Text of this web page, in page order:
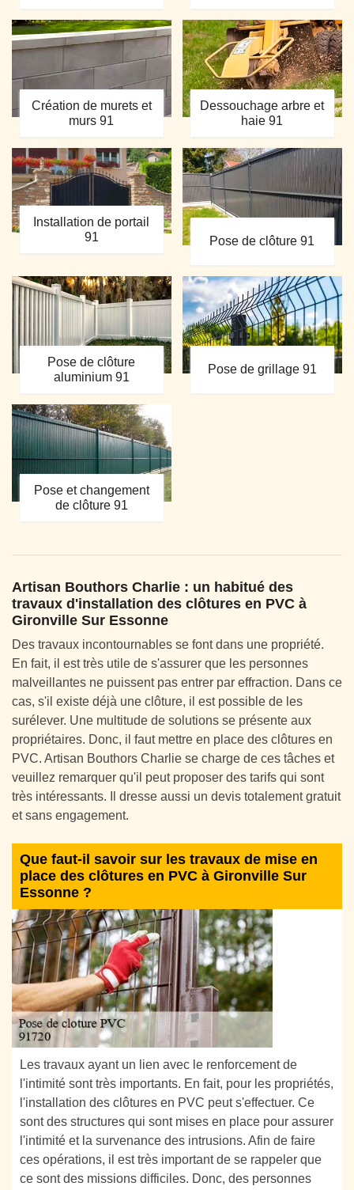
Création de murets et
murs 91
Dessouchage arbre et
haie 91
Installation de portail
91
Pose de clôture 91
Pose de clôture
aluminium 91
Pose de grillage 91
Pose et changement
de clôture 91
Artisan Bouthors Charlie : un habitué des
travaux d'installation des clôtures en PVC à
Gironville Sur Essonne
Des travaux incontournables se font dans une propriété.
En fait, il est très utile de s'assurer que les personnes
malveillantes ne puissent pas entrer par effraction. Dans ce
cas, s'il existe déjà une clôture, il est possible de les
surélever. Une multitude de solutions se présente aux
propriétaires. Donc, il faut mettre en place des clôtures en
PVC. Artisan Bouthors Charlie se charge de ces tâches et
veuillez remarquer qu'il peut proposer des tarifs qui sont
très intéressants. Il dresse aussi un devis totalement gratuit
et sans engagement.
Que faut-il savoir sur les travaux de mise en
place des clôtures en PVC à Gironville Sur
Essonne ?
Les travaux ayant un lien avec le renforcement de
l'intimité sont très importants. En fait, pour les propriétés,
l'installation des clôtures en PVC peut s'effectuer. Ce
sont des structures qui sont mises en place pour assurer
l'intimité et la survenance des intrusions. Afin de faire
ces opérations, il est très important de se rappeler que
ce sont des missions difficiles. Donc, des personnes